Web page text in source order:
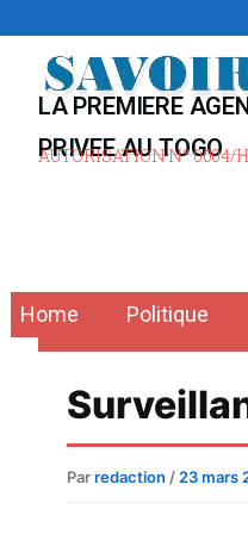
contenu
LA PREMIERE
PRIVEE AU TOGO
AUTORISATION N° 0004/
Home Politique
Parredaction / 23 mars